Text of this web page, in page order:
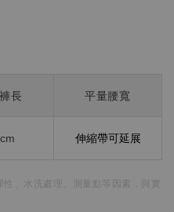
長 平量腰寬
伸縮帶可延展
性、水洗處理、測量點等因素，